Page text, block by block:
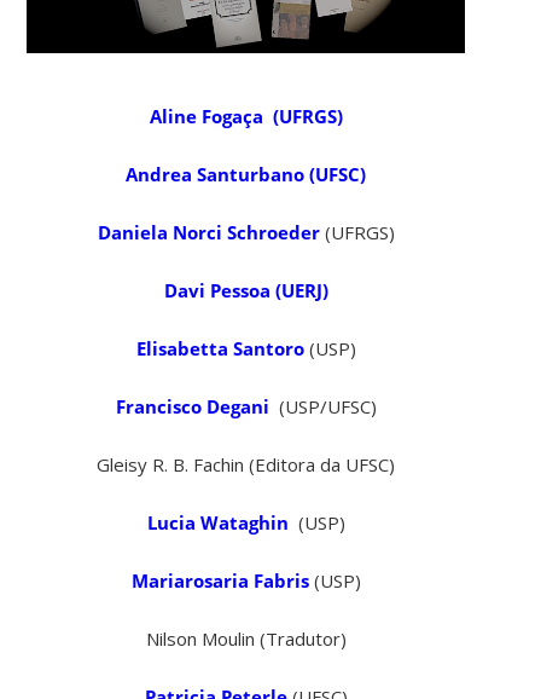
Aline Fogaça (UFRGS)
Andrea Santurbano (UFSC)
Daniela Norci Schroeder (UFRGS)
Davi Pessoa (UERJ)
Elisabetta Santoro(USP)
Francisco Degani (USP/UFSC)
Gleisy R. B. Fachin (Editora da UFSC)
Lucia Wataghin (USP)
Mariarosaria Fabris(USP)
Nilson Moulin (Tradutor)